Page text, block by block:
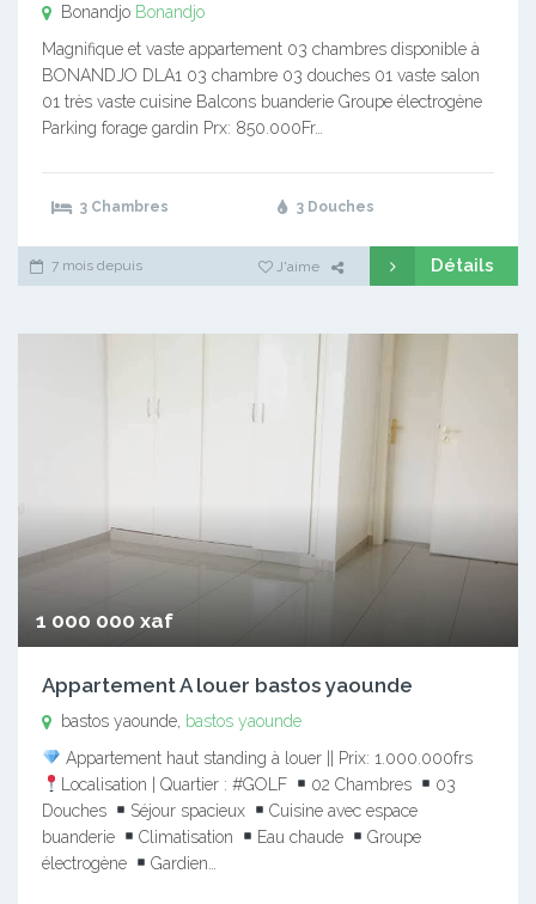
Bonandjo Bonandjo
Magnifique et vaste appartement 03 chambres disponible à
BONANDJO DLA1 03 chambre 03 douches 01 vaste salon
01 très vaste cuisine Balcons buanderie Groupe électrogène
Parking forage gardin Prx: 850.000Fr…
3 Chambres 3 Douches
7 mois depuis J'aime Détails
1 000 000 xaf
Appartement A louer bastos yaounde
bastos yaounde, bastos yaounde
Appartement haut standing à louer || Prix: 1.000.000frs
Localisation | Quartier : #GOLF
02 Chambres
03
Douches
Séjour spacieux
Cuisine avec espace
buanderie
Climatisation Eau chaude
Groupe
électrogène
Gardien…